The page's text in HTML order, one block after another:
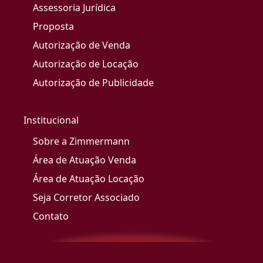
Assessoria Jurídica
Proposta
Autorização de Venda
Autorização de Locação
Autorização de Publicidade
Institucional
Sobre a Zimmermann
Área de Atuação Venda
Área de Atuação Locação
Seja Corretor Associado
Contato